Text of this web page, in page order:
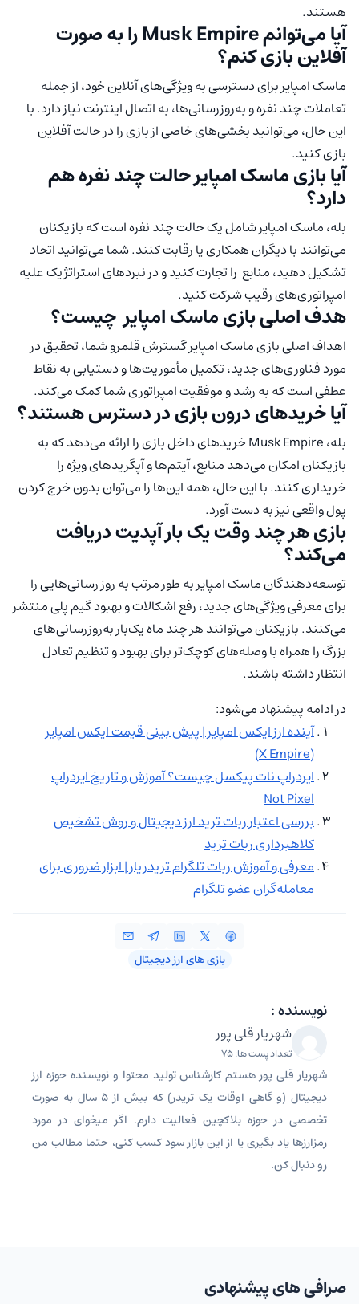
هستند.
آیا می‌توانم Musk Empire را به صورت
آفلاین بازی کنم؟
ماسک امپایر برای دسترسی به ویژگی‌های آنلاین خود، از جمله
تعاملات چند نفره و به‌روزرسانی‌ها، به اتصال اینترنت نیاز دارد. با
این حال، می‌توانید بخشی‌های خاصی از بازی را در حالت آفلاین
بازی کنید.
آیا بازی ماسک امپایر حالت چند نفره هم
دارد؟
بله، ماسک امپایر شامل یک حالت چند نفره است که بازیکنان
می‌توانند با دیگران همکاری یا رقابت کنند. شما می‌توانید اتحاد
تشکیل دهید، منابع را تجارت کنید و در نبردهای استراتژیک علیه
امپراتوری‌های رقیب شرکت کنید.
هدف اصلی بازی ماسک امپایر چیست؟
اهداف اصلی بازی ماسک امپایر گسترش قلمرو شما، تحقیق در
مورد فناوری‌های جدید، تکمیل مأموریت‌ها و دستیابی به نقاط
عطفی است که به رشد و موفقیت امپراتوری شما کمک می‌کند.
آیا خریدهای درون بازی در دسترس هستند؟
بله، Musk Empire خریدهای داخل بازی را ارائه می‌دهد که به
بازیکنان امکان می‌دهد منابع، آیتم‌ها و آپگرید‌های ویژه را
خریداری کنند. با این حال، همه این‌ها را می‌توان بدون خرج کردن
پول واقعی نیز به دست آورد.
بازی هر چند وقت یک بار آپدیت دریافت
می‌کند؟
توسعه‌دهندگان ماسک امپایر به طور مرتب به روز رسانی‌هایی را
برای معرفی ویژگی‌های جدید، رفع اشکالات و بهبود گیم پلی منتشر
می‌کنند. بازیکنان می‌توانند هر چند ماه یک‌بار به‌روزرسانی‌های
بزرگ را همراه با وصله‌های کوچک‌تر برای بهبود و تنظیم تعادل
انتظار داشته باشند.
در ادامه پیشنهاد می‌شود:
آینده ارز ایکس امپایر | پیش بینی قیمت ایکس امپایر
(X Empire)
ایردراپ نات پیکسل چیست؟ آموزش و تاریخ ایردراپ
Not Pixel
بررسی اعتبار ربات ترید ارز دیجیتال و روش تشخیص
کلاهبرداری ربات ترید
معرفی و آموزش ربات تلگرام تریدریار | ابزار ضروری برای
معامله‌گران عضو تلگرام
بازی های ارز دیجیتال
نویسنده :
شهریار قلی پور
تعداد پست ها: 75
شهریار قلی پور هستم کارشناس تولید محتوا و نویسنده حوزه ارز
دیجیتال (و گاهی اوقات یک تریدر) که بیش از ۵ سال به صورت
تخصصی در حوزه بلاکچین فعالیت دارم. اگر میخوای در مورد
رمزارزها یاد بگیری یا از این بازار سود کسب کنی، حتما مطالب من
رو دنبال کن.
صرافی های پیشنهادی